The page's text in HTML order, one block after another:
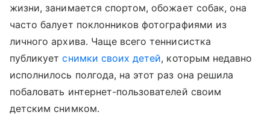
жизни, занимается спортом, обожает собак, она
часто балует поклонников фотографиями из
личного архива. Чаще всего теннисистка
публикуетснимки своих детей, которым недавно
исполнилось полгода, на этот раз она решила
побаловать интернет-пользователей своим
детским снимком.